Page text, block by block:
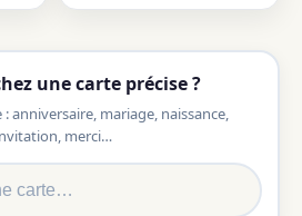
une carte précise ?
anniversaire, mariage, naissance,
merci…